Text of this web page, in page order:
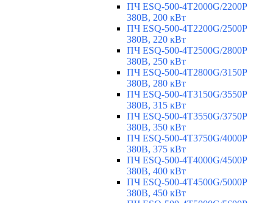
ПЧ ESQ-500-4T2000G/2200P
380В, 200 кВт
ПЧ ESQ-500-4T2200G/2500P
380В, 220 кВт
ПЧ ESQ-500-4T2500G/2800P
380В, 250 кВт
ПЧ ESQ-500-4T2800G/3150P
380В, 280 кВт
ПЧ ESQ-500-4T3150G/3550P
380В, 315 кВт
ПЧ ESQ-500-4T3550G/3750P
380В, 350 кВт
ПЧ ESQ-500-4T3750G/4000P
380В, 375 кВт
ПЧ ESQ-500-4T4000G/4500P
380В, 400 кВт
ПЧ ESQ-500-4T4500G/5000P
380В, 450 кВт